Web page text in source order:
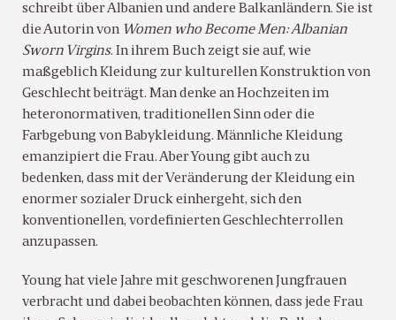
schreibt über Albanien und andere Balkanländern. Sie ist
die Autorin von Women who Become Men: Albanian
Sworn Virgins. In ihrem Buch zeigt sie auf, wie
maßgeblich Kleidung zur kulturellen Konstruktion von
Geschlecht beiträgt. Man denke an Hochzeiten im
heteronormativen, traditionellen Sinn oder die
Farbgebung von Babykleidung. Männliche Kleidung
emanzipiert die Frau. Aber Young gibt auch zu
bedenken, dass mit der Veränderung der Kleidung ein
enormer sozialer Druck einhergeht, sich den
konventionellen, vordefinierten Geschlechterrollen
anzupassen.
Young hat viele Jahre mit geschworenen Jungfrauen
verbracht und dabei beobachten können, dass jede Frau